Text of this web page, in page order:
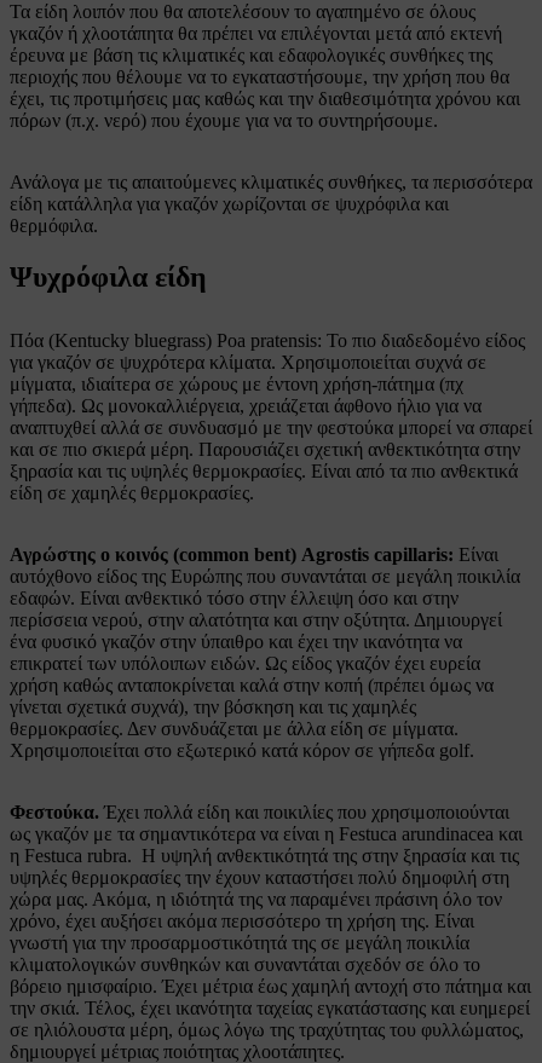
Τα είδη λοιπόν που θα αποτελέσουν το αγαπημένο σε όλους
γκαζόν ή χλοοτάπητα θα πρέπει να επιλέγονται μετά από εκτενή
έρευνα με βάση τις κλιματικές και εδαφολογικές συνθήκες της
περιοχής που θέλουμε να το εγκαταστήσουμε, την χρήση που θα
έχει, τις προτιμήσεις μας καθώς και την διαθεσιμότητα χρόνου και
πόρων (π.χ. νερό) που έχουμε για να το συντηρήσουμε.
Ανάλογα με τις απαιτούμενες κλιματικές συνθήκες, τα περισσότερα
είδη κατάλληλα για γκαζόν χωρίζονται σε ψυχρόφιλα και
θερμόφιλα.
Ψυχρόφιλα είδη
Πόα (Kentucky bluegrass) Poa pratensis: Το πιο διαδεδομένο είδος
για γκαζόν σε ψυχρότερα κλίματα. Χρησιμοποιείται συχνά σε
μίγματα, ιδιαίτερα σε χώρους με έντονη χρήση-πάτημα (πχ
γήπεδα). Ως μονοκαλλιέργεια, χρειάζεται άφθονο ήλιο για να
αναπτυχθεί αλλά σε συνδυασμό με την φεστούκα μπορεί να σπαρεί
και σε πιο σκιερά μέρη. Παρουσιάζει σχετική ανθεκτικότητα στην
ξηρασία και τις υψηλές θερμοκρασίες. Είναι από τα πιο ανθεκτικά
είδη σε χαμηλές θερμοκρασίες.
Αγρώστης ο κοινός (common bent) Agrostis capillaris: Είναι
αυτόχθονο είδος της Ευρώπης που συναντάται σε μεγάλη ποικιλία
εδαφών. Είναι ανθεκτικό τόσο στην έλλειψη όσο και στην
περίσσεια νερού, στην αλατότητα και στην οξύτητα. Δημιουργεί
ένα φυσικό γκαζόν στην ύπαιθρο και έχει την ικανότητα να
επικρατεί των υπόλοιπων ειδών. Ως είδος γκαζόν έχει ευρεία
χρήση καθώς ανταποκρίνεται καλά στην κοπή (πρέπει όμως να
γίνεται σχετικά συχνά), την βόσκηση και τις χαμηλές
θερμοκρασίες. Δεν συνδυάζεται με άλλα είδη σε μίγματα.
Χρησιμοποιείται στο εξωτερικό κατά κόρον σε γήπεδα golf.
Φεστούκα. Έχει πολλά είδη και ποικιλίες που χρησιμοποιούνται
ως γκαζόν με τα σημαντικότερα να είναι η Festuca arundinacea και
η Festuca rubra. Η υψηλή ανθεκτικότητά της στην ξηρασία και τις
υψηλές θερμοκρασίες την έχουν καταστήσει πολύ δημοφιλή στη
χώρα μας. Ακόμα, η ιδιότητά της να παραμένει πράσινη όλο τον
χρόνο, έχει αυξήσει ακόμα περισσότερο τη χρήση της. Είναι
γνωστή για την προσαρμοστικότητά της σε μεγάλη ποικιλία
κλιματολογικών συνθηκών και συναντάται σχεδόν σε όλο το
βόρειο ημισφαίριο. Έχει μέτρια έως χαμηλή αντοχή στο πάτημα και
την σκιά. Τέλος, έχει ικανότητα ταχείας εγκατάστασης και ευημερεί
σε ηλιόλουστα μέρη, όμως λόγω της τραχύτητας του φυλλώματος,
δημιουργεί μέτριας ποιότητας χλοοτάπητες.